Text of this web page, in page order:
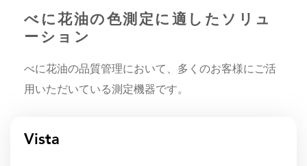
べに花油の色測定に適したソリュ
ーション
べに花油の品質管理において、多くのお客様にご活
用いただいている測定機器です。
Vista